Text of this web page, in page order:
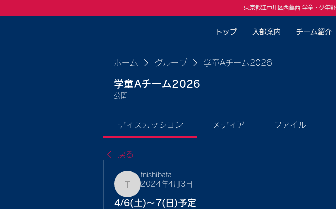
トップ 入部案内 チーム紹介
東京都江戸川区西葛西 学童・少年
ホーム グループ 学童Aチーム2026
学童Aチーム2026
公開
ディスカッション メディア ファイル
戻る
tnishibata
tnishibata
2024年4月3日
4/6(土)〜7(日)予定